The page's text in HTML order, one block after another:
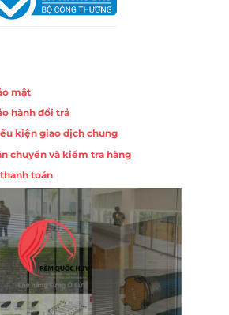
mật
hành đổi trả
kiện giao dịch chung
chuyển và kiểm tra hàng
toán